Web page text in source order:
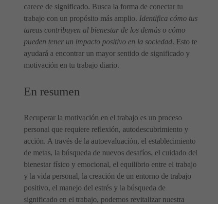
carece de significado. Busca la forma de conectar tu
trabajo con un propósito más amplio. Identifica cómo tus
tareas contribuyen al bienestar de los demás o cómo
pueden tener un impacto positivo en la sociedad. Esto te
ayudará a encontrar un mayor sentido de significado y
motivación en tu trabajo diario.
En resumen
Recuperar la motivación en el trabajo es un proceso
personal que requiere reflexión, autodescubrimiento y
acción. A través de la autoevaluación, el establecimiento
de metas, la búsqueda de nuevos desafíos, el cuidado del
bienestar físico y emocional, el equilibrio entre el trabajo
y la vida personal, la creación de un entorno de trabajo
positivo, el manejo del estrés y la búsqueda de
significado en el trabajo, podemos revitalizar nuestra